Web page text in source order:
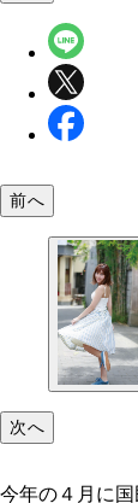
前へ
次へ
今年の４月に